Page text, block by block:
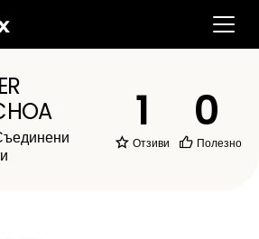
1
Отзиви
0
Полезно